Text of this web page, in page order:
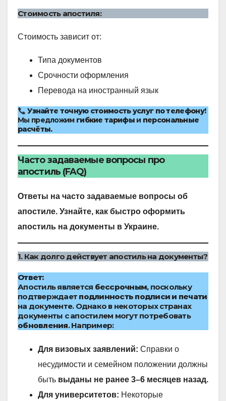
Стоимость апостиля:
Стоимость зависит от:
Типа документов
Срочности оформления
Перевода на иностранный язык
Узнайте точную стоимость услуг по телефону!
Мы предложим гибкие тарифыи персональные
расчёты.
Часто задаваемые вопросы про
апостиль (FAQ)
Ответы на часто задаваемые вопросы об
апостиле. Узнайте, как быстро оформить
апостиль на документы в Украине.
1. Как долго действует апостиль на документы?
Ответ:
Апостиль является бессрочным, поскольку
подтверждает подлинность подписи и печати
на документе. Однако в некоторых странах
документы с апостилем могут потребовать
обновления. Например:
Для визовых заявлений: Справки о
несудимости и семейном положении должны
быть выданы не ранее 3–6 месяцев назад.
Для университетов: Некоторые